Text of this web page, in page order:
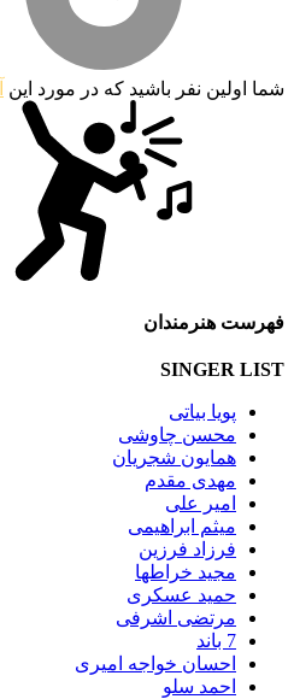
شما اولین نفر باشید که در مورد این
فهرست هنرمندان
SINGER LIST
پویا بیاتی
محسن چاوشی
همایون شجریان
مهدی مقدم
امیر علی
میثم ابراهیمی
فرزاد فرزین
مجید خراطها
حمید عسکری
مرتضی اشرفی
7 باند
احسان خواجه امیری
احمد سلو